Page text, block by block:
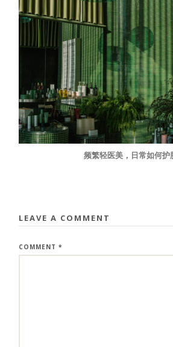
频繁轻医美，日常如何护
LEAVE A COMMENT
COMMENT*